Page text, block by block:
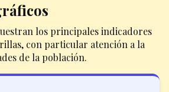
los principales indicadores
con particular atención a la
de la población.